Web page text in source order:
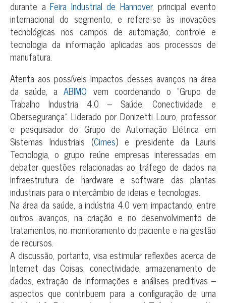
durante aFeira Industrial de Hannover, principal evento
internacional do segmento, e refere-se às inovações
tecnológicas nos campos de automação, controle e
tecnologia da informação aplicadas aos processos de
manufatura.
Atenta aos possíveis impactos desses avanços na área
da saúde, aABIMO vem coordenando o “Grupo de
Trabalho Industria 4.0 – Saúde, Conectividade e
Cibersegurança”. Liderado por Donizetti Louro, professor
e pesquisador do Grupo de Automação Elétrica em
Sistemas Industriais (Cimes) e presidente da Lauris
Tecnologia, o grupo reúne empresas interessadas em
debater questões relacionadas ao tráfego de dados na
infraestrutura de hardware e software das plantas
industriais para o intercâmbio de ideias e tecnologias.
Na área da saúde, a indústria 4.0 vem impactando, entre
outros avanços, na criação e no desenvolvimento de
tratamentos, no monitoramento do paciente e na gestão
de recursos.
A discussão, portanto, visa estimular reflexões acerca de
Internet das Coisas, conectividade, armazenamento de
dados, extração de informações e análises preditivas –
aspectos que contribuem para a configuração de uma